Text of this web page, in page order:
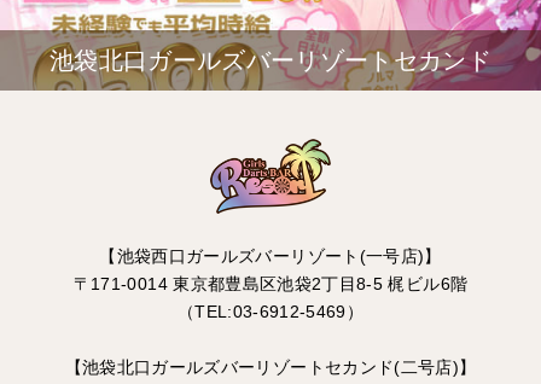
池袋北口ガールズバーリゾートセカンド
【池袋西口ガールズバーリゾート(一号店)】
〒171-0014 東京都豊島区池袋2丁目8-5 梶ビル6階
（TEL:03-6912-5469）
【池袋北口ガールズバーリゾートセカンド(二号店)】